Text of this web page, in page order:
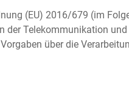
(EU) 2016/679 (im
der Telekommunikation
über die